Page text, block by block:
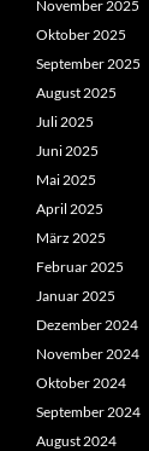
November 2025
Oktober 2025
September 2025
August 2025
Juli 2025
Juni 2025
Mai 2025
April 2025
März 2025
Februar 2025
Januar 2025
Dezember 2024
November 2024
Oktober 2024
September 2024
August 2024